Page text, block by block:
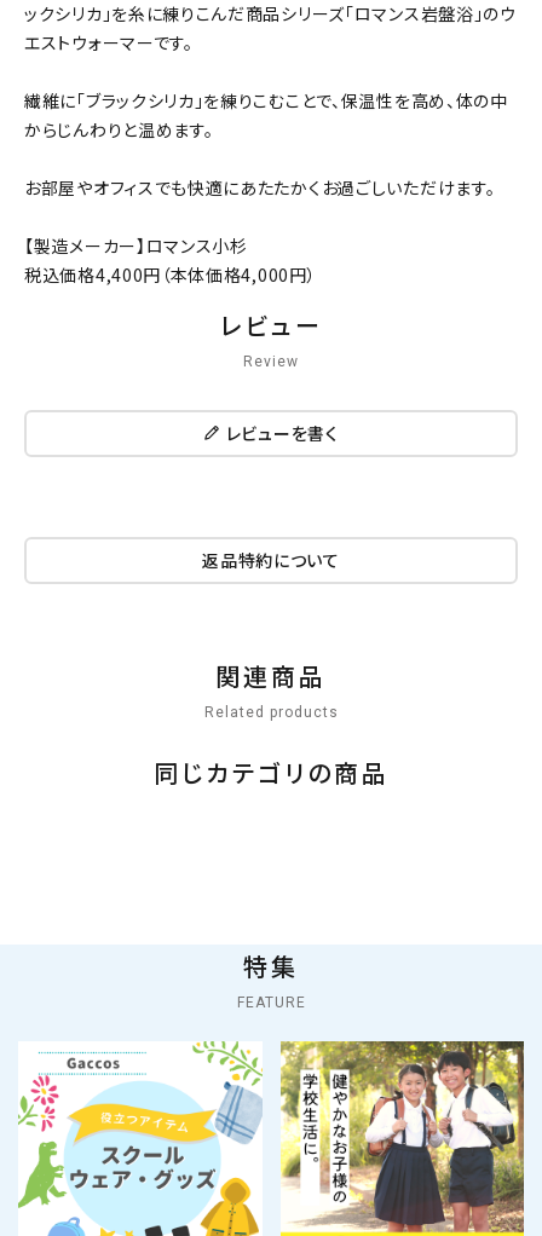
ックシリカ」を糸に練りこんだ商品シリーズ「ロマンス岩盤浴」のウ
エストウォーマーです。
繊維に「ブラックシリカ」を練りこむことで、保温性を高め、体の中
からじんわりと温めます。
お部屋やオフィスでも快適にあたたかくお過ごしいただけます。
【製造メーカー】ロマンス小杉
税込価格4,400円（本体価格4,000円）
レビュー
Review
レビューを書く
返品特約について
関連商品
Related products
同じカテゴリの商品
特集
FEATURE